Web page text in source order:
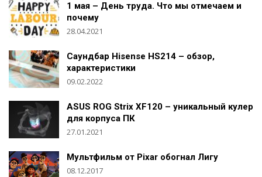
1 мая – День труда. Что мы отмечаем и
почему
28.04.2021
Саундбар Hisense HS214 – обзор,
характеристики
09.02.2022
ASUS ROG Strix XF120 – уникальный кулер
для корпуса ПК
27.01.2021
Мультфильм от Pixar обогнал Лигу
08.12.2017